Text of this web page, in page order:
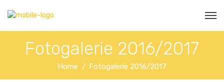
Fotogalerie 2016/2017
Home Fotogalerie 2016/2017